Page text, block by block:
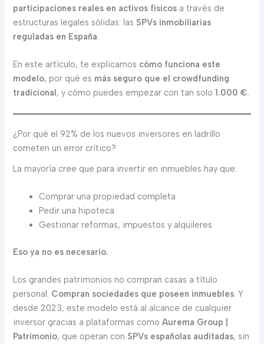
participaciones reales en activos físicos a través de
estructuras legales sólidas: las SPVs inmobiliarias
reguladas en España.
En este artículo, te explicamos cómo funciona este
modelo, por qué es más seguro que el crowdfunding
tradicional, y cómo puedes empezar con tan solo1.000 €.
¿Por qué el 92% de los nuevos inversores en ladrillo
cometen un error crítico?
La mayoría cree que para invertir en inmuebles hay que:
Comprar una propiedad completa
Pedir una hipoteca
Gestionar reformas, impuestos y alquileres
Eso ya no es necesario.
Los grandes patrimonios no compran casas a título
personal. Compran sociedades que poseen inmuebles. Y
desde 2023, este modelo está al alcance de cualquier
inversor gracias a plataformas comoAurema Group |
Patrimonio, que operan con SPVs españolas auditadas, sin